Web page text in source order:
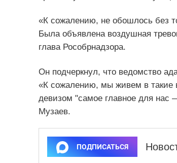
«К сожалению, не обошлось без
Была объявлена воздушная
глава Рособрнадзора.
Он подчеркнул, что ведомство
«К сожалению, мы живем в такие
девизом "самое главное для нас
Музаев.
ПОДПИСАТЬСЯ